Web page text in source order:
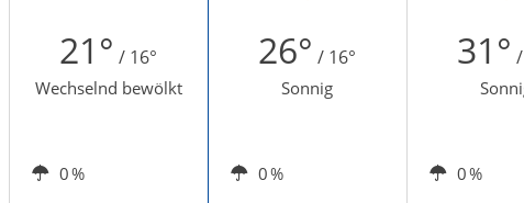
21° / 16° 26° / 16° 31°
Wechselnd bewölkt Sonnig
0 % 0 %
0 %